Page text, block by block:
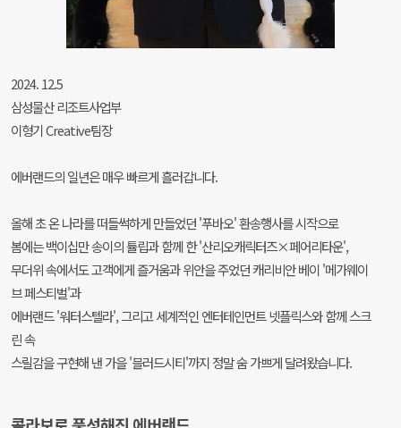
2024. 12.5
삼성물산 리조트사업부
이형기 Creative팀장
에버랜드의 일년은 매우 빠르게 흘러갑니다.
올해 초 온 나라를 떠들썩하게 만들었던 '푸바오' 환송행사를 시작으로
봄에는 백이십만 송이의 튤립과 함께 한 '산리오캐릭터즈×페어리타운',
무더위 속에서도 고객에게 즐거움과 위안을 주었던 캐리비안 베이 '메가웨이
브 페스티벌'과
에버랜드 '워터스텔라', 그리고 세계적인 엔터테인먼트 넷플릭스와 함께 스크
린 속
스릴감을 구현해 낸 가을 '블러드시티'까지 정말 숨 가쁘게 달려왔습니다.